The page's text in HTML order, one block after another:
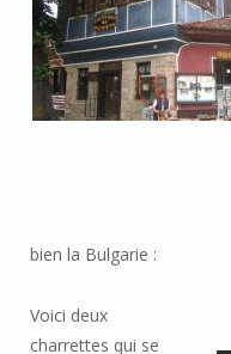
bien la Bulgarie :
Voici deux
charrettes qui se